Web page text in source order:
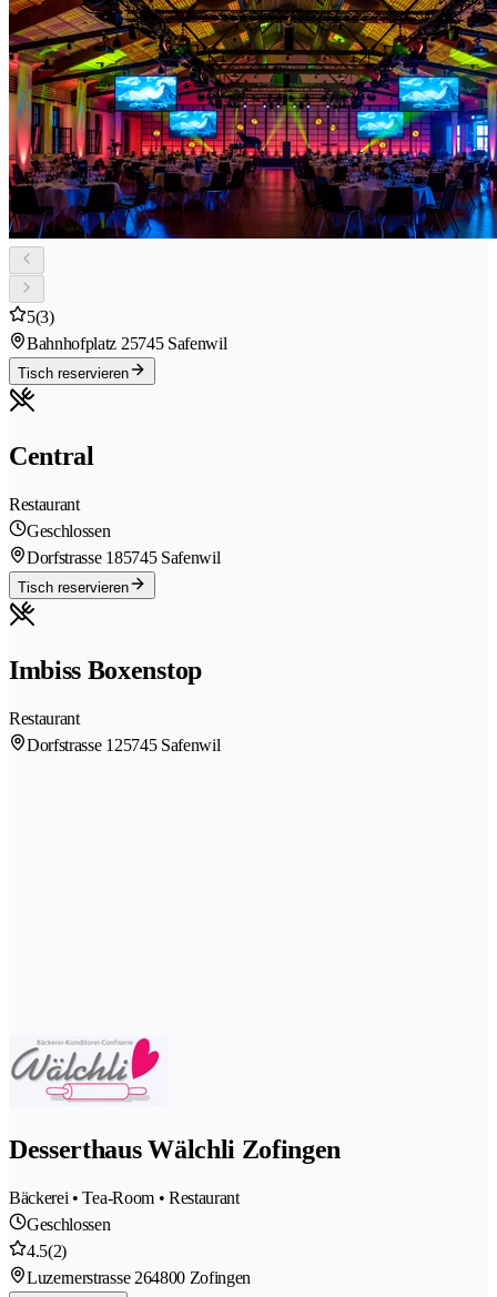
5(3)
Bahnhofplatz 25745 Safenwil
Tisch reservieren
Central
Restaurant
Geschlossen
Dorfstrasse 185745 Safenwil
Tisch reservieren
Imbiss Boxenstop
Restaurant
Dorfstrasse 125745 Safenwil
Desserthaus Wälchli Zofingen
Bäckerei • Tea-Room • Restaurant
Geschlossen
4.5(2)
Luzernerstrasse 264800 Zofingen